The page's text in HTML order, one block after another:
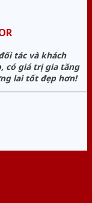
tác và khách
có giá trị gia tăng
lai tốt đẹp hơn!